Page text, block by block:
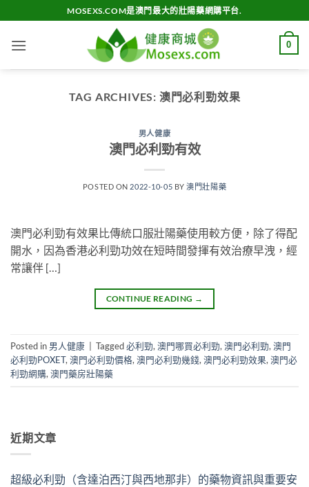
to
content
MOSEXS.COM是澳門最大的壯陽藥網購平台.
0
TAG ARCHIVES: 澳門必利勁效果
男人健康
澳門必利勁有效
POSTED ON 2022-10-05 BY澳門壯陽藥
澳門必利勁有效果比傳統口服壯陽藥使用較方便，除了得配
開水，因為香港必利勁功效在短時間發揮有效治療早洩，經
常讓伴 […]
CONTINUE READING →
Posted in 男人健康 Tagged必利勁, 澳門哪買必利勁, 澳門必利勁, 澳門
必利勁POXET, 澳門必利勁價格, 澳門必利勁幾錢, 澳門必利勁效果, 澳門必
利勁網購, 澳門藥房壯陽藥
近期文章
超級必利勁（含達泊西汀與西地那非）的藥物資訊與重要安